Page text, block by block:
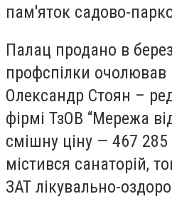
пам'яток садово-
Палац продано в
профспілки очолював
Олександр Стоян –
фірмі ТзОВ “Мережа
смішну ціну — 467 285
містився санаторій,
ЗАТ лікувально-